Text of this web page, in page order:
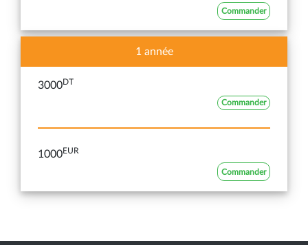
Commander
1 année
3000DT
Commander
1000EUR
Commander